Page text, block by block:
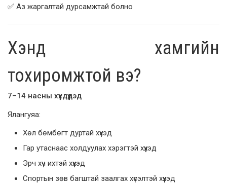
✅ Аз жаргалтай дурсамжтай болно
Хэнд хамгийн
тохиромжтой вэ?
7–14 насны хүүхдүүдэд
Ялангуяа:
Хөл бөмбөгт дуртай хүүхэд
Гар утаснаас холдуулах хэрэгтэй хүүхэд
Эрч хүч ихтэй хүүхэд
Спортын зөв багштай заалгах хүсэлтэй хүүхэд